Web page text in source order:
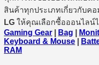
สินค้าทุกประเภทเกี่ยวกับคอ
LG ให้คุณเลือกซื้อออนไลน์
Gaming Gear
Bag
Keyboard & Mouse
RAM